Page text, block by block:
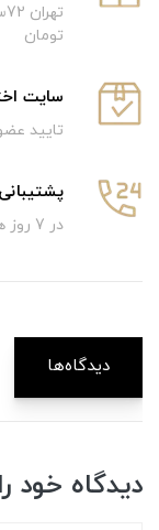
تومان
سایت
تایید
پشتیبانی 24 ساعته
در 7 روز هفته
دیدگاه‌ها
دیدگاه خود